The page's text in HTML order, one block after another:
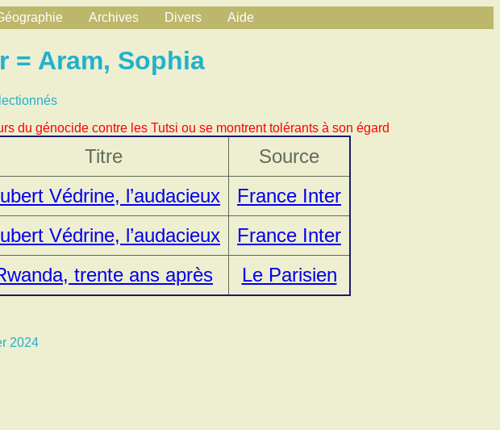
Archives Divers Aide
= Aram, Sophia
du génocide contre les Tutsi ou se montrent tolérants à son égard
Titre
Source
Védrine, l’audacieux
France Inter
Védrine, l’audacieux
France Inter
trente ans après Le Parisien
2024